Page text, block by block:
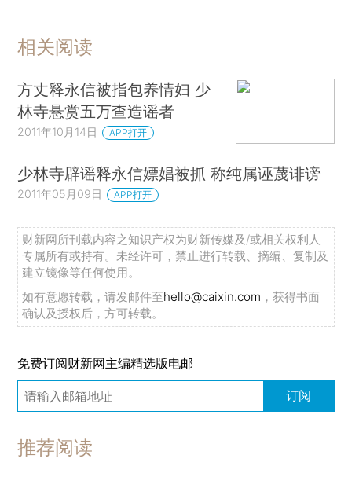
相关阅读
方丈释永信被指包养情妇 少
林寺悬赏五万查造谣者
2011年10月14日 APP打开
少林寺辟谣释永信嫖娼被抓 称纯属诬蔑诽谤
2011年05月09日 APP打开
财新网所刊载内容之知识产权为财新传媒及/或相关权利人
专属所有或持有。未经许可，禁止进行转载、摘编、复制及
建立镜像等任何使用。
如有意愿转载，请发邮件至hello@caixin.com ，获得书面
确认及授权后，方可转载。
免费订阅财新网主编精选版电邮
订阅
推荐阅读